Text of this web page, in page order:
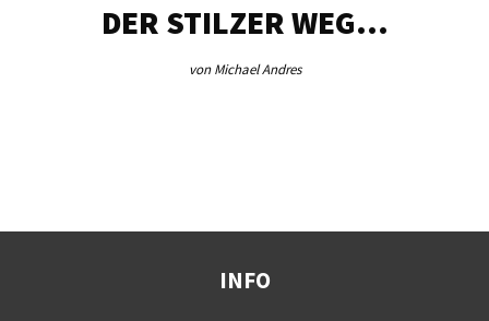
DER STILZER WEG…
von Michael Andres
INFO